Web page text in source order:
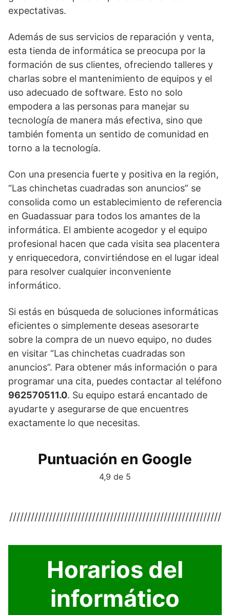
expectativas.
Además de sus servicios de reparación y venta,
esta tienda de informática se preocupa por la
formación de sus clientes, ofreciendo talleres y
charlas sobre el mantenimiento de equipos y el
uso adecuado de software. Esto no solo
empodera a las personas para manejar su
tecnología de manera más efectiva, sino que
también fomenta un sentido de comunidad en
torno a la tecnología.
Con una presencia fuerte y positiva en la región,
“Las chinchetas cuadradas son anuncios” se
consolida como un establecimiento de referencia
en Guadassuar para todos los amantes de la
informática. El ambiente acogedor y el equipo
profesional hacen que cada visita sea placentera
y enriquecedora, convirtiéndose en el lugar ideal
para resolver cualquier inconveniente
informático.
Si estás en búsqueda de soluciones informáticas
eficientes o simplemente deseas asesorarte
sobre la compra de un nuevo equipo, no dudes
en visitar “Las chinchetas cuadradas son
anuncios”. Para obtener más información o para
programar una cita, puedes contactar al teléfono
962570511.0. Su equipo estará encantado de
ayudarte y asegurarse de que encuentres
exactamente lo que necesitas.
Puntuación en Google
4,9 de 5
///////////////////////////////////////////////////////////
Horarios del
informático